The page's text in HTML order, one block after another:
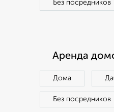
Без посредников
Аренда
Дома
Без посредников